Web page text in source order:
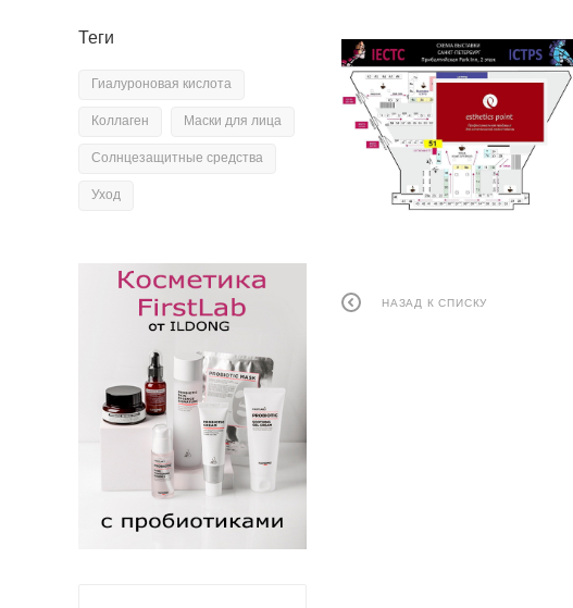
НАЗАД К СПИСКУ
Теги
Гиалуроновая кислота
Коллаген Маски для лица
Солнцезащитные средства
Уход